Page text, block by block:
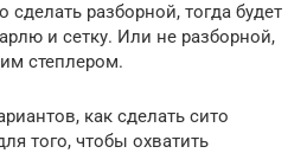
разборной, тогда будет
и сетку. Или не разборной,
степлером.
как сделать сито
того, чтобы охватить